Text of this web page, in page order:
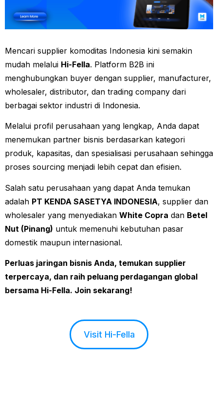
Mencari supplier komoditas Indonesia kini semakin
mudah melalui Hi-Fella. Platform B2B ini
menghubungkan buyer dengan supplier, manufacturer,
wholesaler, distributor, dan trading company dari
berbagai sektor industri di Indonesia.
Melalui profil perusahaan yang lengkap, Anda dapat
menemukan partner bisnis berdasarkan kategori
produk, kapasitas, dan spesialisasi perusahaan sehingga
proses sourcing menjadi lebih cepat dan efisien.
Salah satu perusahaan yang dapat Anda temukan
adalah PT KENDA SASETYA INDONESIA, supplier dan
wholesaler yang menyediakan White Copra dan Betel
Nut (Pinang) untuk memenuhi kebutuhan pasar
domestik maupun internasional.
Perluas jaringan bisnis Anda, temukan supplier
terpercaya, dan raih peluang perdagangan global
bersama Hi-Fella. Join sekarang!
Visit Hi-Fella